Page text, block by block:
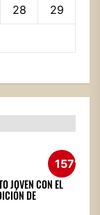
28 29
1571
JOVEN CON EL
DE